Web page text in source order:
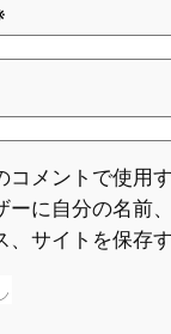
コメントで使用
ーに自分の名前
、サイトを保存す